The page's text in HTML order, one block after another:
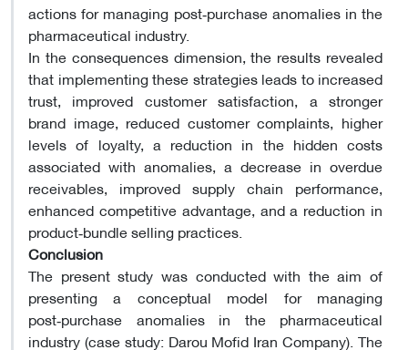
actions for managing post‑purchase anomalies in the
pharmaceutical industry.
In the consequences dimension, the results revealed
that implementing these strategies leads to increased
trust, improved customer satisfaction, a stronger
brand image, reduced customer complaints, higher
levels of loyalty, a reduction in the hidden costs
associated with anomalies, a decrease in overdue
receivables, improved supply chain performance,
enhanced competitive advantage, and a reduction in
product‑bundle selling practices.
Conclusion
The present study was conducted with the aim of
presenting a conceptual model for managing
post‑purchase anomalies in the pharmaceutical
industry (case study: Darou Mofid Iran Company). The